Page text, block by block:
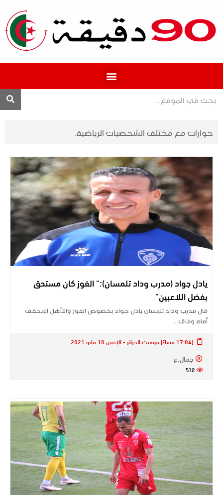
حوارات مع مختلف الشحصيات الرياضية.
يادل جواد (مدرب وداد تلمسان):” الفوز كان مستحق
بفضل اللاعبين”
قال مدرب وداد تلمسان يادل جواد بخصوص الفوز والتأهل المحقق
أمام وفاق…
[17:04 مساءً] بتوقيت الجزائر - الإثنين 10 مايو 2021
جمال.ع
512